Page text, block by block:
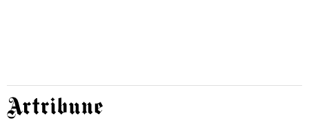
Artribune